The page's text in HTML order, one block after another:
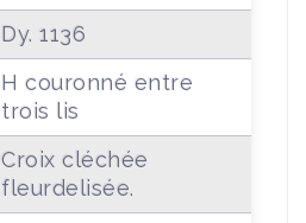
Dy. 1136
H couronné entre
trois lis
Croix cléchée
fleurdelisée.